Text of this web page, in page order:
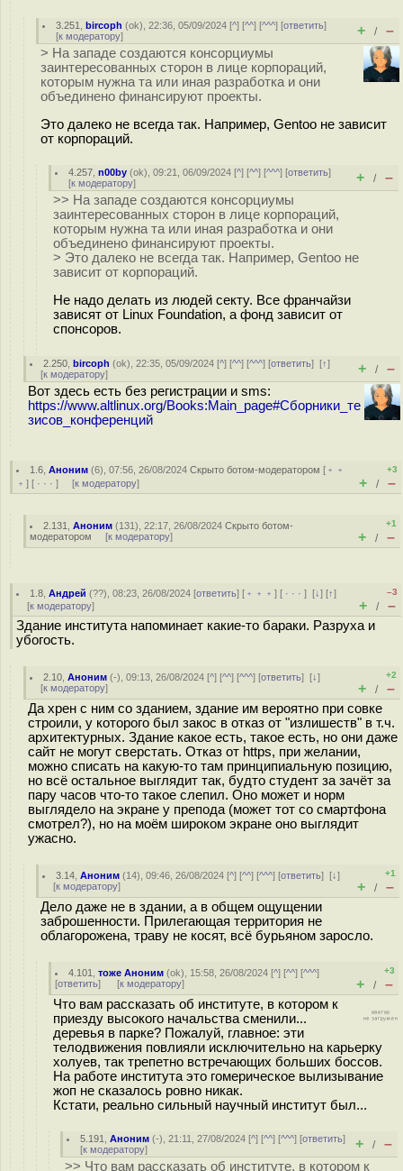
3.251 ,bircoph (ok), 22:36, 05/09/2024 [^] [^^] [^^^] [ответить]
[к модератору] + / –
> На западе создаются консорциумы
заинтересованных сторон в лице корпораций,
которым нужна та или иная разработка и они
объединено финансируют проекты.
Это далеко не всегда так. Например, Gentoo не зависит
от корпораций.
4.257 ,n00by (ok), 09:21, 06/09/2024 [^] [^^] [^^^] [ответить]
[к модератору] + / –
>> На западе создаются консорциумы
заинтересованных сторон в лице корпораций,
которым нужна та или иная разработка и они
объединено финансируют проекты.
> Это далеко не всегда так. Например, Gentoo не
зависит от корпораций.
Не надо делать из людей секту. Все франчайзи
зависят от Linux Foundation, а фонд зависит от
спонсоров.
2.250 ,bircoph (ok), 22:35, 05/09/2024 [^] [^^] [^^^] [ответить][↑]
[к модератору] + / –
Вот здесь есть без регистрации и sms:
https://www.altlinux.org/Books:Main_page#Сборники_те
зисов_конференций
1.6 ,Аноним (6), 07:56, 26/08/2024Скрыто ботом-модератором [ ﹢﹢
﹢ ] [ · · · ] [к модератору]
+3
+ / –
2.131 ,Аноним (131), 22:17, 26/08/2024Скрыто ботом-
модератором [к модератору]
+1
+ / –
1.8 ,Андрей (??), 08:23, 26/08/2024 [ответить] [ ﹢﹢﹢] [ · · ·][↓] [↑]
[к модератору]
–3
+ / –
Здание института напоминает какие-то бараки. Разруха и
убогость.
2.10 ,Аноним (-), 09:13, 26/08/2024 [^] [^^] [^^^] [ответить][↓]
[к модератору]
+2
+ / –
Да хрен с ним со зданием, здание им вероятно при совке
строили, у которого был закос в отказ от "излишеств" в т.ч.
архитектурных. Здание какое есть, такое есть, но они даже
сайт не могут сверстать. Отказ от https, при желании,
можно списать на какую-то там принципиальную позицию,
но всё остальное выглядит так, будто студент за зачёт за
пару часов что-то такое слепил. Оно может и норм
выглядело на экране у препода (может тот со смартфона
смотрел?), но на моём широком экране оно выглядит
ужасно.
3.14 ,Аноним (14), 09:46, 26/08/2024 [^] [^^] [^^^] [ответить][↓]
[к модератору]
+1
+ / –
Дело даже не в здании, а в общем ощущении
заброшенности. Прилегающая территория не
облагорожена, траву не косят, всё бурьяном заросло.
4.101 ,тоже Аноним (ok), 15:58, 26/08/2024 [^] [^^] [^^^]
[ответить] [к модератору]
+3
+ / –
Что вам рассказать об институте, в котором к
приезду высокого начальства сменили...
деревья в парке? Пожалуй, главное: эти
телодвижения повлияли исключительно на карьерку
холуев, так трепетно встречающих больших боссов.
На работе института это гомерическое вылизывание
жоп не сказалось ровно никак.
Кстати, реально сильный научный институт был...
5.191 ,Аноним (-), 21:11, 27/08/2024 [^] [^^] [^^^] [ответить]
[к модератору] + / –
>> Что вам рассказать об институте, в котором к